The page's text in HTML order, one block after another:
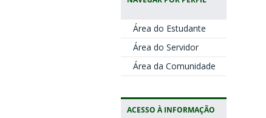
Área do Estudante
Área do Servidor
Área da Comunidade
ACESSO À INFORMAÇÃO